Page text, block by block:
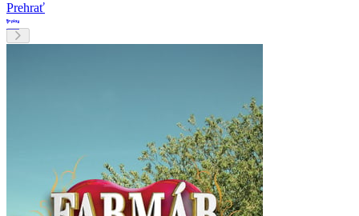
Prehrať